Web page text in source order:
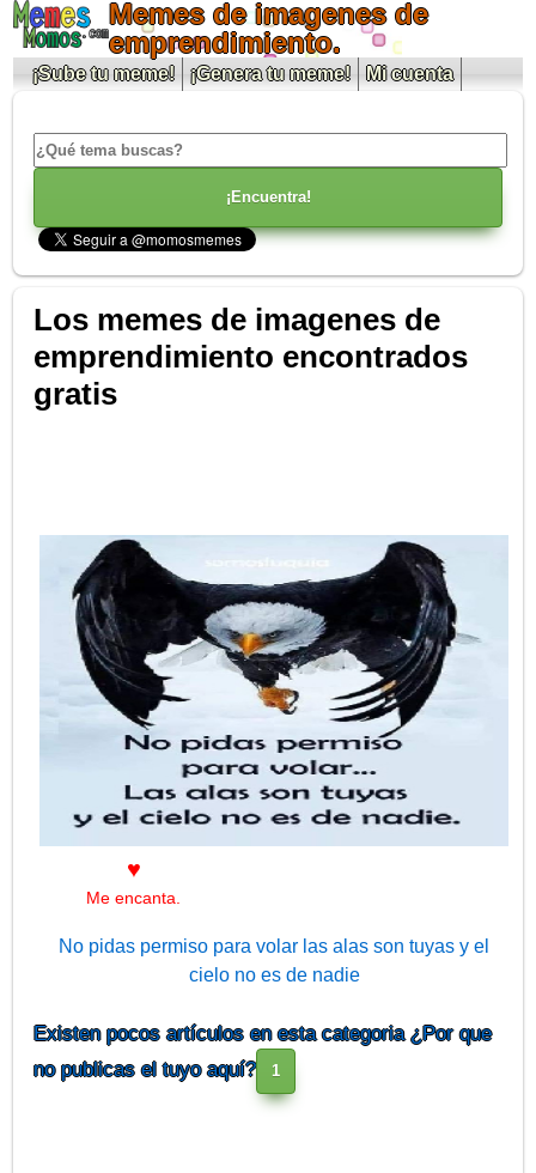
Memes de imagenes de
emprendimiento.
¡Sube tu meme! ¡Genera tu meme! Mi cuenta
Los memes de imagenes de
emprendimiento encontrados
gratis
♥
Me encanta.
No pidas permiso para volar las alas son tuyas y el
cielo no es de nadie
Recuerda qué nunca debes pedir permiso para volar y hacer
lo qué amas. Ya que nadie es el dueño del cielo.
Existen pocos artículos en esta categoria ¿Por que
no publicas el tuyo aquí?
1